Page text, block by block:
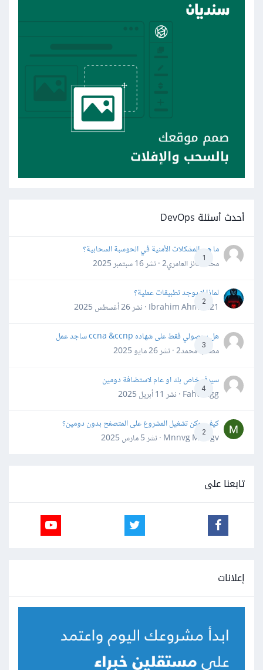
أحدث أسئلة DevOps
1
ما هي المشكلات الأمنية في الحوسبة السحابية؟
محمد فائز العامري2 · نشر
16 سبتمبر 2025
2
لماذا لا يوجد تطبيقات عملية؟
Ibrahim Ahmed21 · نشر
26 أغسطس 2025
3
هل بحصولي فقط على شهاده ccna &ccnp ساجد عمل
مصعب محمد2 · نشر
26 مايو 2025
4
سيرفر خاص بك او عام لاستضافة دومين
Fahd Ggg · نشر
11 أبريل 2025
2
كيف يمكن تشغيل المشروع على المتصفح بدون دومين؟
Mnnvg Mnbgv · نشر
5 مارس 2025
تابعنا على
إعلانات